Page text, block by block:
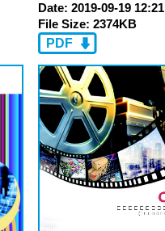
Date: 2019-09-19 12:21
File Size: 2374KB
PDF